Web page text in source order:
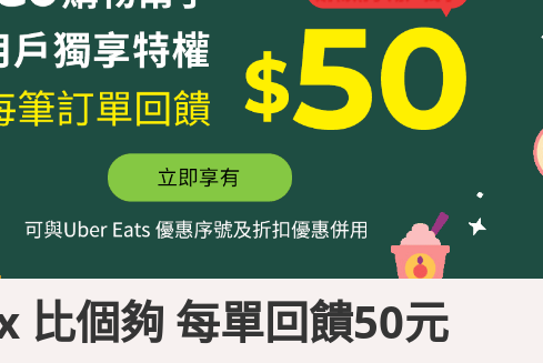
比個夠 每單回饋50元